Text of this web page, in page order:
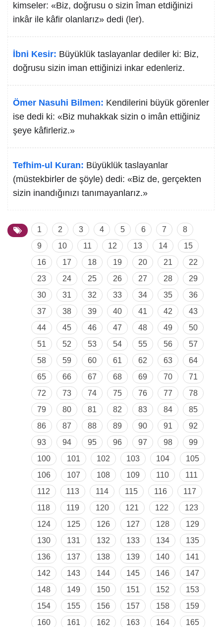
kimseler: «Biz, doğrusu o sizin îman etdiğinizi
inkâr ile kâfir olanlarız» dedi (ler).
İbni Kesir: Büyüklük taslayanlar dediler ki: Biz,
doğrusu sizin iman ettiğinizi inkar edenleriz.
Ömer Nasuhi Bilmen: Kendilerini büyük görenler
ise dedi ki: «Biz muhakkak sizin o imân ettiğiniz
şeye kâfirleriz.»
Tefhim-ul Kuran: Büyüklük taslayanlar
(müstekbirler de şöyle) dedi: «Biz de, gerçekten
sizin inandığınızı tanımayanlarız.»
1 2 3 4 5 6 7
8
9
10 11 12 13 14
15
16
17 18 19 20 21
22
23
24 25 26 27 28
29
30
31 32 33 34 35
36
37
38 39 40 41 42
43
44
45 46 47 48 49
50
51
52 53 54 55 56
57
58
59 60 61 62 63
64
65
66 67 68 69 70
71
72
73 74 75 76 77
78
79
80 81 82 83 84
85
86
87 88 89 90 91
92
93
94 95 96 97 98
99
100
101 102 103 104
105
106
107 108 109 110
111
112
113 114 115 116
117
118
119 120 121 122
123
124
125 126 127 128
129
130
131 132 133 134
135
136
137 138 139 140
141
142
143 144 145 146
147
148
149 150 151 152
153
154
155 156 157 158
159
160
161 162 163 164
165